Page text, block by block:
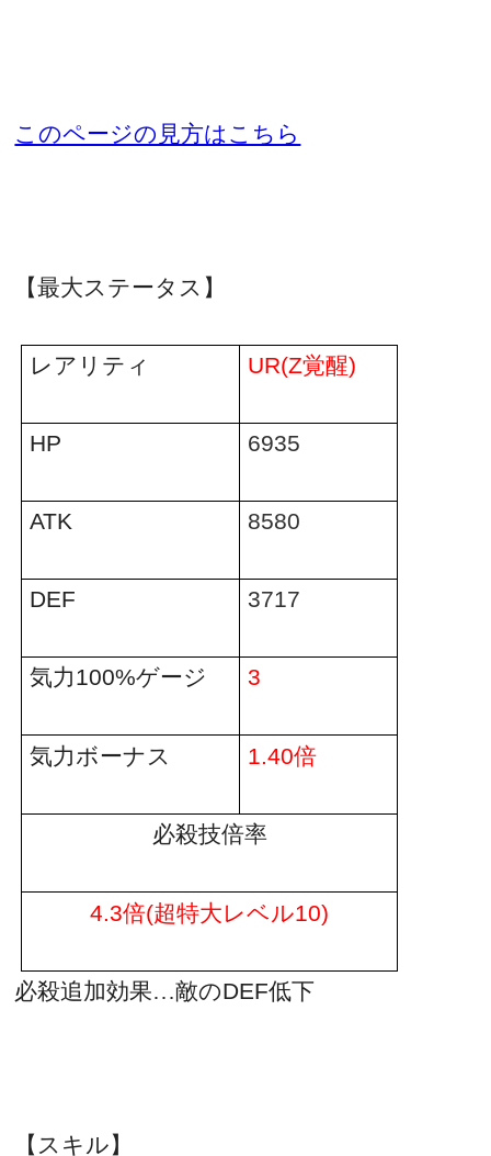
このページの見方はこちら
【最大ステータス】
レアリティ UR(Z覚醒)
HP 6935
ATK 8580
DEF 3717
気力100%ゲージ 3
気力ボーナス 1.40倍
必殺技倍率
4.3倍(超特大レベル10)
必殺追加効果…敵のDEF低下
【スキル】